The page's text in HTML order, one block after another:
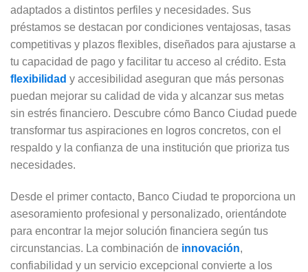
adaptados a distintos perfiles y necesidades. Sus
préstamos se destacan por condiciones ventajosas, tasas
competitivas y plazos flexibles, diseñados para ajustarse a
tu capacidad de pago y facilitar tu acceso al crédito. Esta
flexibilidad y accesibilidad aseguran que más personas
puedan mejorar su calidad de vida y alcanzar sus metas
sin estrés financiero. Descubre cómo Banco Ciudad puede
transformar tus aspiraciones en logros concretos, con el
respaldo y la confianza de una institución que prioriza tus
necesidades.
Desde el primer contacto, Banco Ciudad te proporciona un
asesoramiento profesional y personalizado, orientándote
para encontrar la mejor solución financiera según tus
circunstancias. La combinación de innovación,
confiabilidad y un servicio excepcional convierte a los